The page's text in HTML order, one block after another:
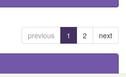
previous 1 2 next